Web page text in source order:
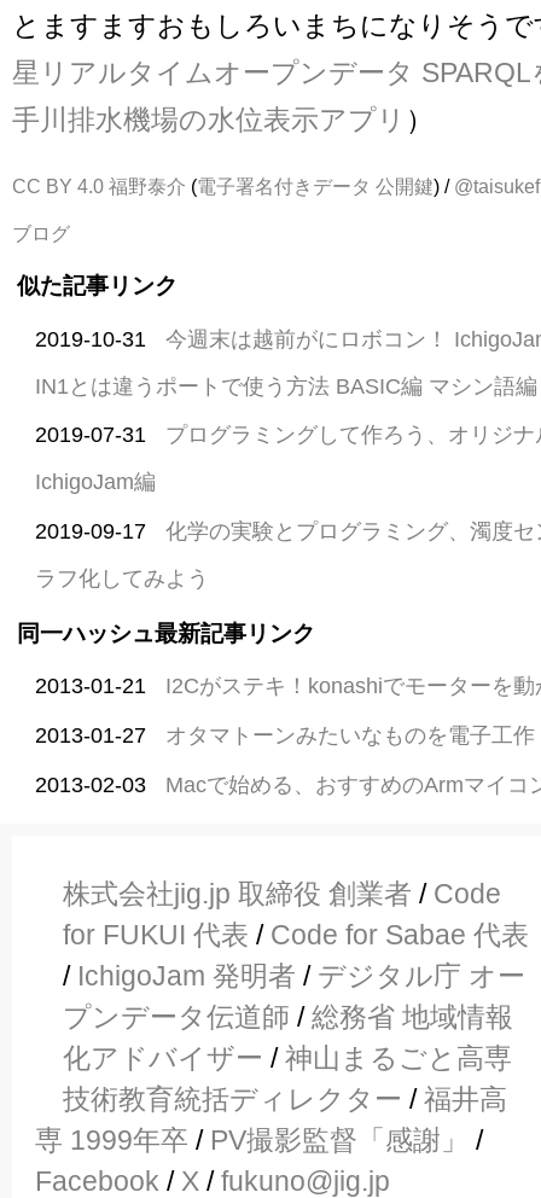
とますますおもしろいまちになりそうで
星リアルタイムオープンデータ
手川排水機場の水位表示アプリ ）
CC BY 4.0 福野泰介 (電子署名付きデータ 公開鍵) / @taisukef
ブログ
似た記事リンク
2019-10-31
今週末は越前がにロボコン！
IN1とは違うポートで使う方法 BASIC編 マシン語編
2019-07-31
プログラミングして作ろう、オリジ
IchigoJam編
2019-09-17
化学の実験とプログラミング、濁度
ラフ化してみよう
同一ハッシュ最新記事リンク
2013-01-21 I2Cがステキ！konashiでモーターを動
2013-01-27 オタマトーンみたいなものを電子工作
2013-02-03 Macで始める、おすすめのArmマイコ
株式会社jig.jp 取締役 創業者 / Code
for FUKUI 代表 / Code for Sabae 代表
/ IchigoJam 発明者 / デジタル庁 オー
プンデータ伝道師 /総務省 地域情報
化アドバイザー /神山まるごと高専
技術教育統括ディレクター /福井高
専 1999年卒 / PV撮影監督「感謝」
/
Facebook / X /fukuno@jig.jp